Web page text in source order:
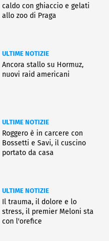
caldo con ghiaccio e gelati
allo zoo di Praga
ULTIME NOTIZIE
Ancora stallo su Hormuz,
nuovi raid americani
ULTIME NOTIZIE
Roggero è in carcere con
Bossetti e Savi, il cuscino
portato da casa
ULTIME NOTIZIE
Il trauma, il dolore e lo
stress, il premier Meloni sta
con l'orefice